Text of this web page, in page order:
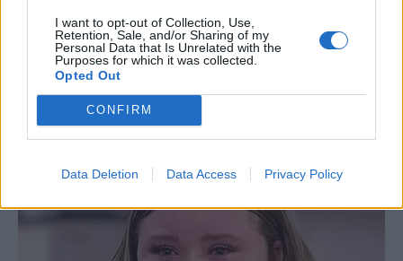
I want to opt-out of Collection, Use,
Retention, Sale, and/or Sharing of my
Personal Data that Is Unrelated with the
Purposes for which it was collected.
Opted Out
CONFIRM
Data Deletion Data Access Privacy Policy